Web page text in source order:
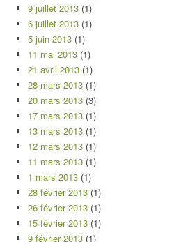
9 juillet 2013 (1)
6 juillet 2013 (1)
5 juin 2013 (1)
11 mai 2013 (1)
21 avril 2013 (1)
28 mars 2013 (1)
20 mars 2013 (3)
17 mars 2013 (1)
13 mars 2013 (1)
12 mars 2013 (1)
11 mars 2013 (1)
1 mars 2013 (1)
28 février 2013 (1)
26 février 2013 (1)
15 février 2013 (1)
9 février 2013 (1)